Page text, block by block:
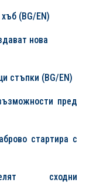
(BG/EN)
нова
стъпки (BG/EN)
пред
стартира с
сходни